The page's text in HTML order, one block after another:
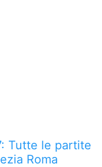
Tutte le partite
Roma